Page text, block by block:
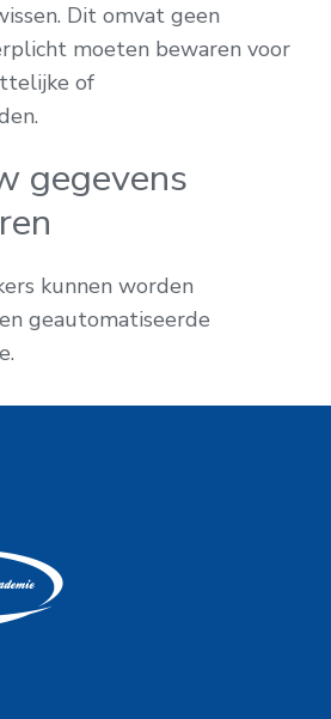
Dit omvat geen
moeten bewaren voor
of
gegevens
kunnen worden
geautomatiseerde